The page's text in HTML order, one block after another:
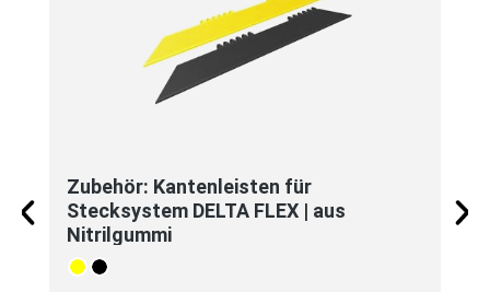
Zubehör: Kantenleisten für
Stecksystem DELTA FLEX | aus
Nitrilgummi
Farbe
gelbschwarz